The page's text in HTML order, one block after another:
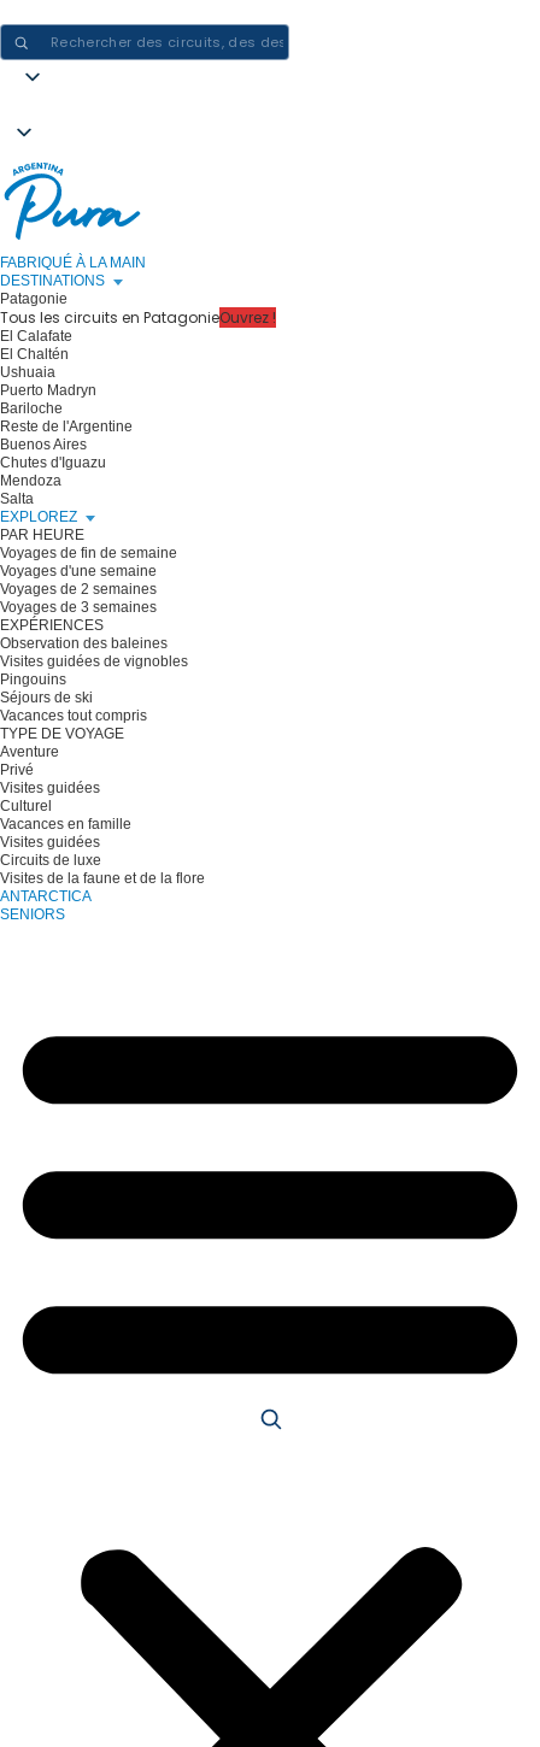
FABRIQUÉ À LA MAIN
DESTINATIONS
Patagonie
Tous les circuits en PatagonieOuvrez !
El Calafate
El Chaltén
Ushuaia
Puerto Madryn
Bariloche
Reste de l'Argentine
Buenos Aires
Chutes d'Iguazu
Mendoza
Salta
EXPLOREZ
PAR HEURE
Voyages de fin de semaine
Voyages d'une semaine
Voyages de 2 semaines
Voyages de 3 semaines
EXPÉRIENCES
Observation des baleines
Visites guidées de vignobles
Pingouins
Séjours de ski
Vacances tout compris
TYPE DE VOYAGE
Aventure
Privé
Visites guidées
Culturel
Vacances en famille
Visites guidées
Circuits de luxe
Visites de la faune et de la flore
ANTARCTICA
SENIORS